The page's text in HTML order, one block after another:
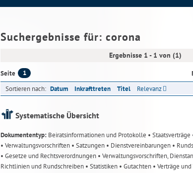
Suchergebnisse für: corona
Ergebnisse 1 - 1 von (1)
Seite 1
Sortieren nach: Datum Inkrafttreten Titel Relevanz
Systematische Übersicht
Dokumententyp: Beiratsinformationen und Protokolle • Staatsverträge
• Verwaltungsvorschriften • Satzungen • Dienstvereinbarungen •
• Gesetze und Rechtsverordnungen • Verwaltungsvorschriften,
Richtlinien und Rundschreiben • Statistiken • Gutachten • Verträge